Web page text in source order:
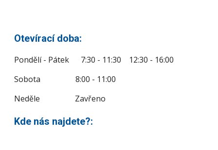
Otevírací doba:
Pondělí - Pátek 7:30 - 11:30 12:30 - 16:00
Sobota 8:00 - 11:00
Neděle Zavřeno
Kde nás najdete?: